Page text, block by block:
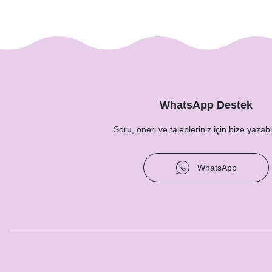
WhatsApp Destek
Soru, öneri ve talepleriniz için bize
WhatsApp